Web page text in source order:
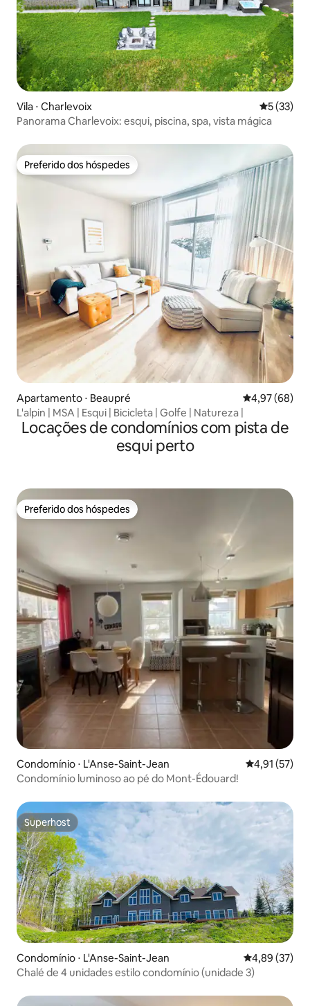
Vila ⋅ Charlevoix 5 de uma
5 (33)
Panorama Charlevoix: esqui, piscina, spa, vista mágica
Preferido dos hóspedes
Preferido dos hóspedes
Apartamento ⋅ Beaupré 4,97 de uma
4,97 (68)
L'alpin | MSA | Esqui | Bicicleta | Golfe | Natureza |
Locações de condomínios com pista de
esqui perto
Preferido dos hóspedes
Preferido dos hóspedes
Condomínio ⋅ L'Anse-Saint-Jean 4,91 de uma
4,91 (57)
Condomínio luminoso ao pé do Mont-Édouard!
Superhost
Superhost
Condomínio ⋅ L'Anse-Saint-Jean 4,89 de uma
4,89 (37)
Chalé de 4 unidades estilo condomínio (unidade 3)